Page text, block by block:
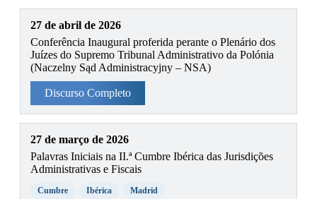
27 de abril de 2026
Conferência Inaugural proferida perante o Plenário dos
Juízes do Supremo Tribunal Administrativo da Polónia
(Naczelny Sąd Administracyjny – NSA)
Discurso Completo
27 de março de 2026
Palavras Iniciais na II.ª Cumbre Ibérica das Jurisdições
Administrativas e Fiscais
Cumbre Ibérica Madrid